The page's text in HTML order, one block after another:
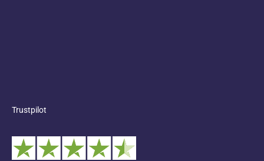
Trustpilot